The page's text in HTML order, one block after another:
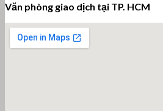
Văn phòng giao dịch tại TP. HCM